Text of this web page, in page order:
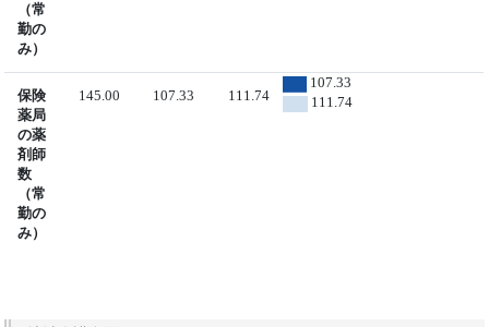
（常
勤の
み）
保険
薬局
の薬
剤師
数
（常
勤の
み）
145.00 107.33 111.74
107.33
111.74